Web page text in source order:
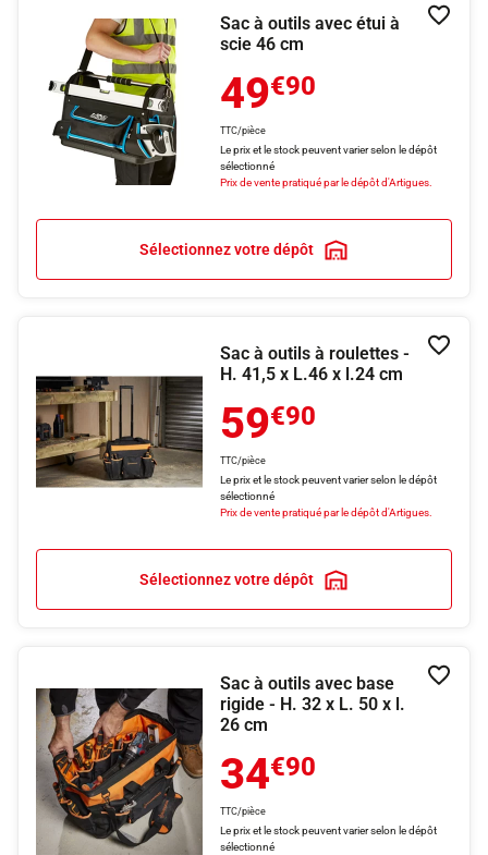
Sac à outils avec étui à
scie 46 cm
49€90
TTC/pièce
Le prix et le stock peuvent varier selon le dépôt
sélectionné
Prix de vente pratiqué par le dépôt d'Artigues.
Sélectionnez votre dépôt
Sac à outils à roulettes -
H. 41,5 x L.46 x l.24 cm
59€90
TTC/pièce
Le prix et le stock peuvent varier selon le dépôt
sélectionné
Prix de vente pratiqué par le dépôt d'Artigues.
Sélectionnez votre dépôt
Sac à outils avec base
rigide - H. 32 x L. 50 x l.
26 cm
34€90
TTC/pièce
Le prix et le stock peuvent varier selon le dépôt
sélectionné